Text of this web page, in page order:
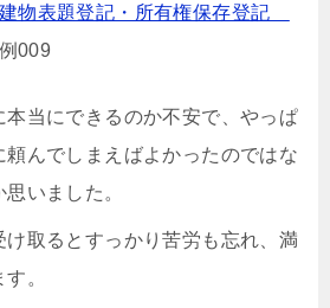
物表題登記・所有権保存登記
009
当にできるのか不安で、やっぱ
頼んでしまえばよかったのではな
いました。
取るとすっかり苦労も忘れ、満
。